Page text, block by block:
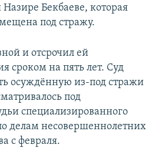
Бекбаеве, которая
под стражу.
и отсрочил ей
сроком на пять лет. Суд
осуждённую из-под стражи
под
специализированного
делам несовершеннолетних
с февраля.